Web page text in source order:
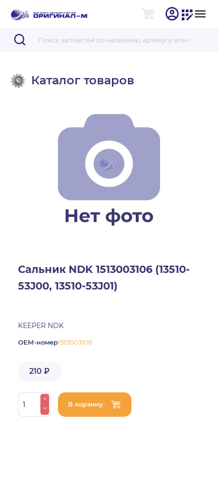
Каталог товаров
Сальник NDK 1513003106 (13510-
53J00, 13510-53J01)
KEEPER NDK
ОЕМ-номер1513003106
210 ₽
В корзину